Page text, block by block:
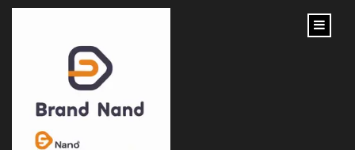
content
Guide pratique de la